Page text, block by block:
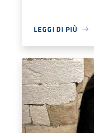
LEGGI DI PIÙ